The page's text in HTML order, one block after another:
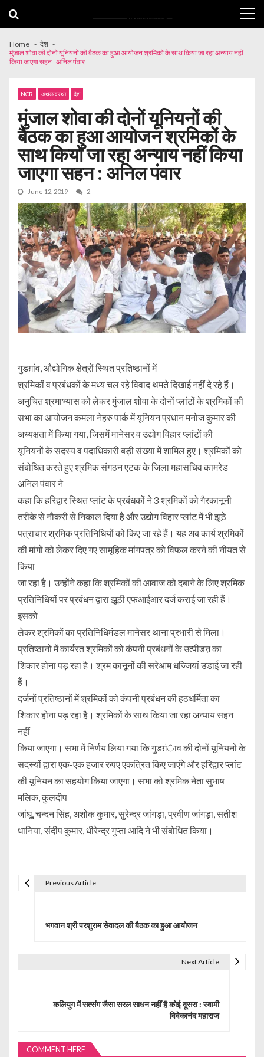
Home
देश
मुंजाल शोवा की दोनों यूनियनों की बैठक का हुआ आयोजन श्रमिकों के साथ किया जा रहा अन्याय नहीं
किया जाएगा सहन : अनिल पंवार
NCR अर्थव्यवस्था देश
मुंजाल शोवा की दोनों यूनियनों की
बैठक का हुआ आयोजन श्रमिकों के
साथ किया जा रहा अन्याय नहीं किया
जाएगा सहन : अनिल पंवार
June 12, 2019 2
गुडग़ांव, औद्योगिक क्षेत्रों स्थित प्रतिष्ठानों में
श्रमिकों व प्रबंधकों के मध्य चल रहे विवाद थमते दिखाई नहीं दे रहे हैं।
अनुचित श्रमाभ्यास को लेकर मुंजाल शोवा के दोनों प्लांटों के श्रमिकों की
सभा का आयोजन कमला नेहरु पार्क में यूनियन प्रधान मनोज कुमार की
अध्यक्षता में किया गया, जिसमें मानेसर व उद्योग विहार प्लांटों की
यूनियनों के सदस्य व पदाधिकारी बड़ी संख्या में शामिल हुए। श्रमिकों को
संबोधित करते हुए श्रमिक संगठन एटक के जिला महासचिव कामरेड
अनिल पंवार ने
कहा कि हरिद्वार स्थित प्लांट के प्रबंधकों ने 3 श्रमिकों को गैरकानूनी
तरीके से नौकरी से निकाल दिया है और उद्योग विहार प्लांट में भी झूठे
पत्राचार श्रमिक प्रतिनिधियों को किए जा रहे हैं। यह अब कार्य श्रमिकों
की मांगों को लेकर दिए गए सामूहिक मांगपत्र को विफल करने की नीयत से
किया
जा रहा है। उन्होंने कहा कि श्रमिकों की आवाज को दबाने के लिए श्रमिक
प्रतिनिधियों पर प्रबंधन द्वारा झूठी एफआईआर दर्ज कराई जा रही हैं।
इसको
लेकर श्रमिकों का प्रतिनिधिमंडल मानेसर थाना प्रभारी से मिला।
प्रतिष्ठानों में कार्यरत श्रमिकों को कंपनी प्रबंधनों के उत्पीडऩ का
शिकार होना पड़ रहा है। श्रम कानूनों की सरेआम धज्जियां उडाई जा रही
हैं।
दर्जनों प्रतिष्ठानों में श्रमिकों को कंपनी प्रबंधन की हठधर्मिता का
शिकार होना पड़ रहा है। श्रमिकों के साथ किया जा रहा अन्याय सहन
नहीं
किया जाएगा। सभा में निर्णय लिया गया कि गुडग़ंाव की दोनों यूनियनों के
सदस्यों द्वारा एक-एक हजार रुपए एकत्रित किए जाएंगे और हरिद्वार प्लांट
की यूनियन का सहयोग किया जाएगा। सभा को श्रमिक नेता सुभाष
मलिक, कुलदीप
जांघू, चन्दन सिंह, अशोक कुमार, सुरेन्द्र जांगड़ा, प्रवीण जांगड़ा, सतीश
धानिया, संदीप कुमार, धीरेन्द्र गुप्ता आदि ने भी संबोधित किया।
i
Previous Article
भगवान श्री परशुराम सेवादल की बैठक का हुआ आयोजन
Next Article
कलियुग में सत्संग जैसा सरल साधन नहीं है कोई दूसरा : स्वामी
विवेकानंद महाराज
COMMENT HERE